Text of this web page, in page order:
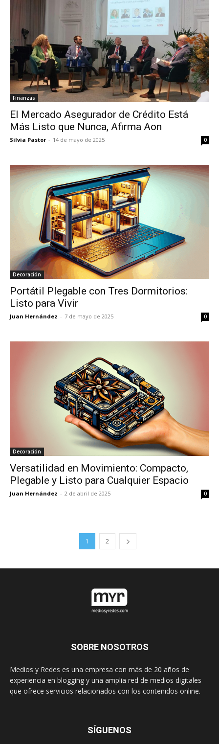
Finanzas
El Mercado Asegurador de Crédito Está
Más Listo que Nunca, Afirma Aon
Silvia Pastor - 14 de mayo de 2025 0
Decoración
Portátil Plegable con Tres Dormitorios:
Listo para Vivir
Juan Hernández - 7 de mayo de 2025 0
Decoración
Versatilidad en Movimiento: Compacto,
Plegable y Listo para Cualquier Espacio
Juan Hernández - 2 de abril de 2025 0
1 2
SOBRE NOSOTROS
Medios y Redes es una empresa con más de 20 años de
experiencia en blogging y una amplia red de medios digitales
que ofrece servicios relacionados con los contenidos online.
SÍGUENOS